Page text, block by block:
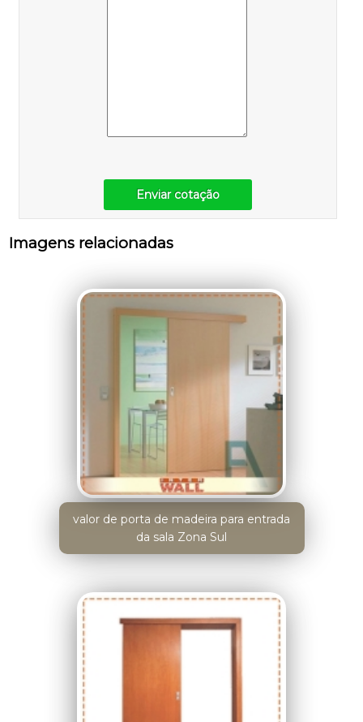
Enviar cotação
Imagens relacionadas
valor de porta de madeira para entrada
da sala Zona Sul